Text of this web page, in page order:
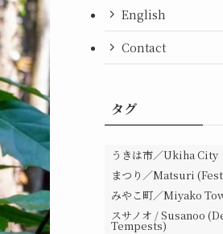
English
Contact
タグ
うきは市／Ukiha City
まつり／Matsuri
みやこ町／Miyako
スサノオ / Susanoo
Tempests)